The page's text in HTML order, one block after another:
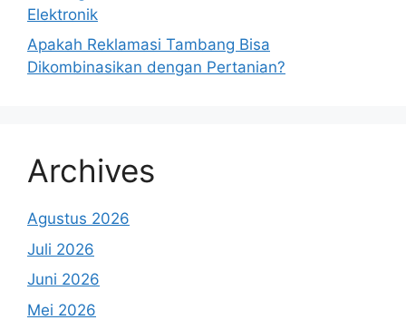
Elektronik
Apakah Reklamasi Tambang Bisa
Dikombinasikan dengan Pertanian?
Archives
Agustus 2026
Juli 2026
Juni 2026
Mei 2026